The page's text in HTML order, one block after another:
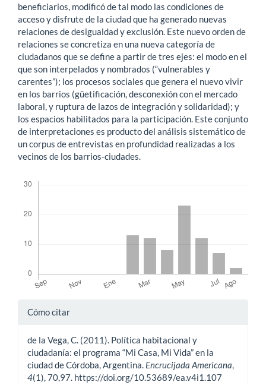
beneficiarios, modificó de tal modo las condiciones de
acceso y disfrute de la ciudad que ha generado nuevas
relaciones de desigualdad y exclusión. Este nuevo orden de
relaciones se concretiza en una nueva categoría de
ciudadanos que se define a partir de tres ejes: el modo en el
que son interpelados y nombrados (“vulnerables y
carentes”); los procesos sociales que genera el nuevo vivir
en los barrios (güetificación, desconexión con el mercado
laboral, y ruptura de lazos de integración y solidaridad); y
los espacios habilitados para la participación. Este conjunto
de interpretaciones es producto del análisis sistemático de
un corpus de entrevistas en profundidad realizadas a los
vecinos de los barrios-ciudades.
Detalles
artículo
Cómo citar
de la Vega, C. (2011). Política habitacional y
ciudadanía: el programa “Mi Casa, Mi Vida” en la
ciudad de Córdoba, Argentina. Encrucijada Americana,
4(1), 70,97. https://doi.org/10.53689/ea.v4i1.107